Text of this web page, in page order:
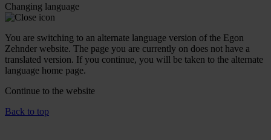
Changing language
You are switching to an alternate language version of the Egon
Zehnder website. The page you are currently on does not have a
translated version. If you continue, you will be taken to the alternate
language home page.
Continue to the website
Back to top